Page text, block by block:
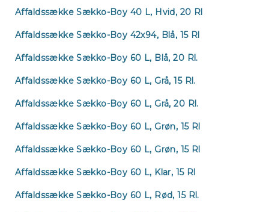
Affaldssække Sækko-Boy 40 L, Hvid, 20 Rl
Affaldssække Sækko-Boy 42x94, Blå, 15 Rl
Affaldssække Sækko-Boy 60 L, Blå, 20 Rl.
Affaldssække Sækko-Boy 60 L, Grå, 15 Rl.
Affaldssække Sækko-Boy 60 L, Grå, 20 Rl.
Affaldssække Sækko-Boy 60 L, Grøn, 15 Rl
Affaldssække Sækko-Boy 60 L, Grøn, 15 Rl
Affaldssække Sækko-Boy 60 L, Klar, 15 Rl
Affaldssække Sækko-Boy 60 L, Rød, 15 Rl.